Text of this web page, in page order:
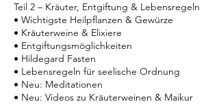
Teil 2 – Kräuter, Entgiftung & Lebensregeln
• Wichtigste Heilpflanzen & Gewürze
• Kräuterweine & Elixiere
• Entgiftungsmöglichkeiten
• Hildegard Fasten
• Lebensregeln für seelische Ordnung
• Neu: Meditationen
• Neu: Videos zu Kräuterweinen & Maikur